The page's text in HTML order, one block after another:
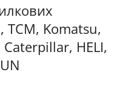
TCM, Komatsu,
HELI,